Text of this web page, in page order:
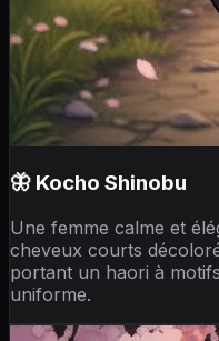
🦋 Kocho Shinobu
Une femme calme et
cheveux courts
portant un haori à
uniforme.